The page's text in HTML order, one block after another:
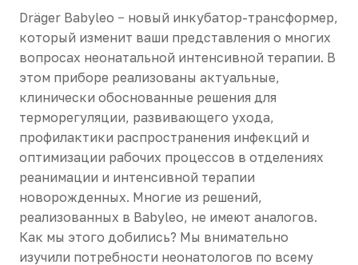
Dräger Babyleo − новый инкубатор-трансформер,
который изменит ваши представления о многих
вопросах неонатальной интенсивной терапии. В
этом приборе реализованы актуальные,
клинически обоснованные решения для
терморегуляции, развивающего ухода,
профилактики распространения инфекций и
оптимизации рабочих процессов в отделениях
реанимации и интенсивной терапии
новорожденных. Многие из решений,
реализованных в Babyleo, не имеют аналогов.
Как мы этого добились? Мы внимательно
изучили потребности неонатологов по всему